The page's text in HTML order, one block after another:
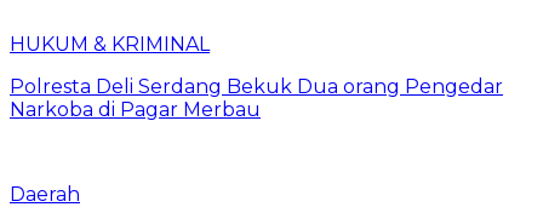
HUKUM & KRIMINAL
Polresta Deli Serdang Bekuk Dua orang Pengedar
Narkoba di Pagar Merbau
Daerah